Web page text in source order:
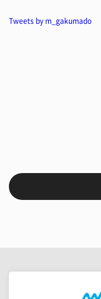
Tweets by m_gakumado